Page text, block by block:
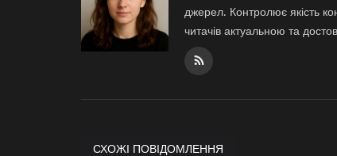
джерел. Контролює якість
читачів актуальною та
СХОЖІ ПОВІДОМЛЕННЯ